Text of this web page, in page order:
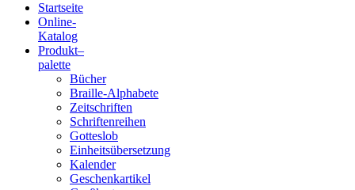
Blindenschrift-
Verlag
Druckerei
gGmbH
Startseite
Online-
Katalog
Produkt–
palette
Bücher
Braille-Alphabete
Zeitschriften
Schriftenreihen
Gotteslob
Einheitsübersetzung
Kalender
Geschenkartikel